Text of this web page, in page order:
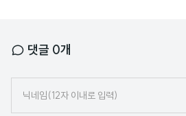
댓글 0개